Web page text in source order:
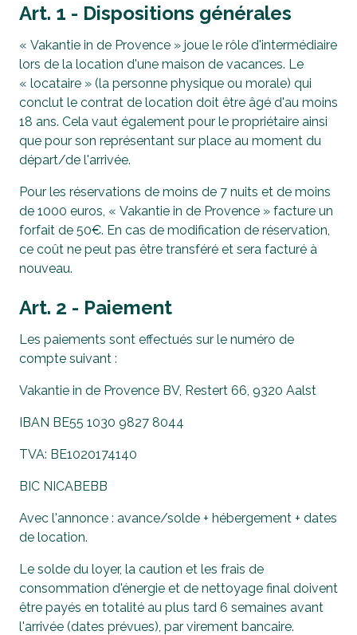
Art. 1 - Dispositions générales
« Vakantie in de Provence » joue le rôle d'intermédiaire
lors de la location d'une maison de vacances. Le
« locataire » (la personne physique ou morale) qui
conclut le contrat de location doit être âgé d'au moins
18 ans. Cela vaut également pour le propriétaire ainsi
que pour son représentant sur place au moment du
départ/de l'arrivée.
Pour les réservations de moins de 7 nuits et de moins
de 1000 euros, « Vakantie in de Provence » facture un
forfait de 50€. En cas de modification de réservation,
ce coût ne peut pas être transféré et sera facturé à
nouveau.
Art. 2 - Paiement
Les paiements sont effectués sur le numéro de
compte suivant :
Vakantie in de Provence BV, Restert 66, 9320 Aalst
IBAN BE55 1030 9827 8044
TVA: BE1020174140
BIC NICABEBB
Avec l'annonce : avance/solde + hébergement + dates
de location.
Le solde du loyer, la caution et les frais de
consommation d'énergie et de nettoyage final doivent
être payés en totalité au plus tard 6 semaines avant
l'arrivée (dates prévues), par virement bancaire.